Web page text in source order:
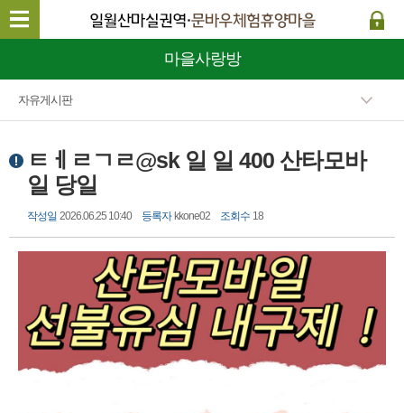
마을사랑방
자유게시판
ㅌㅔㄹㄱㄹ@sk 일 일 400 산타모바
일 당일
작성일 2026.06.25 10:40 등록자 kkone02 조회수 18